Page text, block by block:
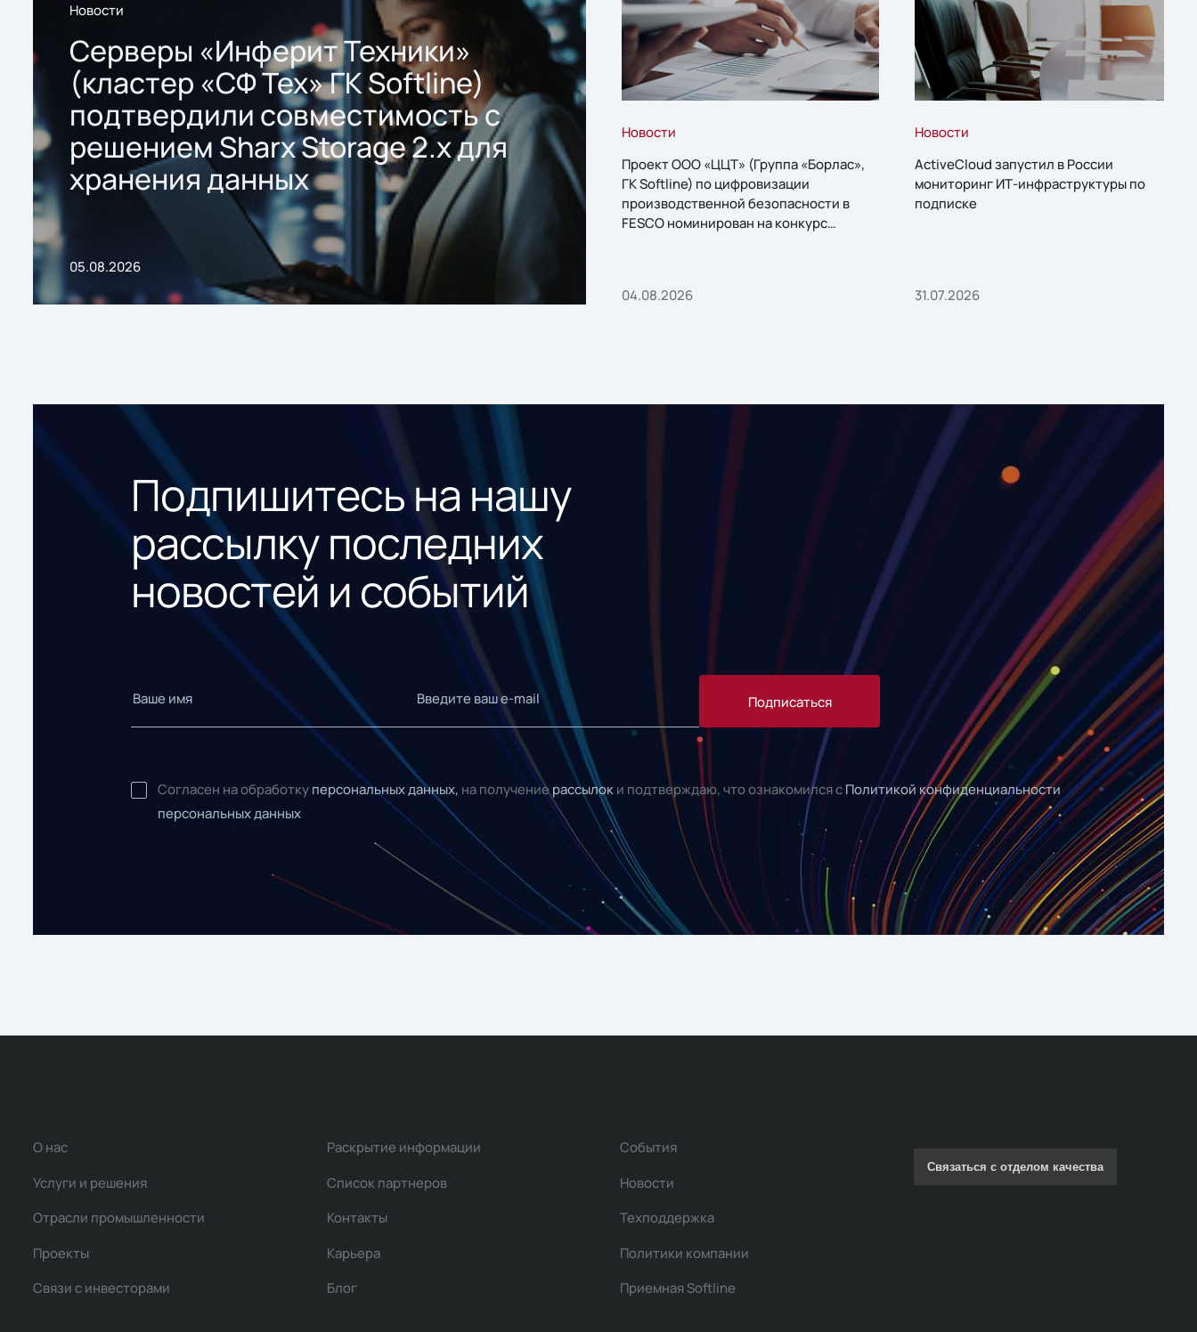
Новости
Серверы «Инферит Техники»
(кластер «СФ Тех» ГК Softline)
подтвердили совместимость с
решением Sharx Storage 2.x для
хранения данных
05.08.2026
Новости
Проект ООО «ЦЦТ» (Группа «Борлас»,
ГК Softline) по цифровизации
производственной безопасности в
FESCO номинирован на конкурс
04.08.2026
Новости
ActiveCloud запустил в России
мониторинг ИТ-инфраструктуры по
подписке
31.07.2026
Подпишитесь на нашу
рассылку последних
новостей и событий
Подписаться
Согласен на обработку персональных данных, на получениерассылок и подтверждаю, что ознакомился с Политикой конфиденциальности
персональных данных
О нас
Услуги и решения
Отрасли промышленности
Проекты
Связи с инвесторами
Раскрытие информации
Список партнеров
Контакты
Карьера
Блог
События
Новости
Техподдержка
Политики компании
Приемная Softline
Связаться с отделом качества